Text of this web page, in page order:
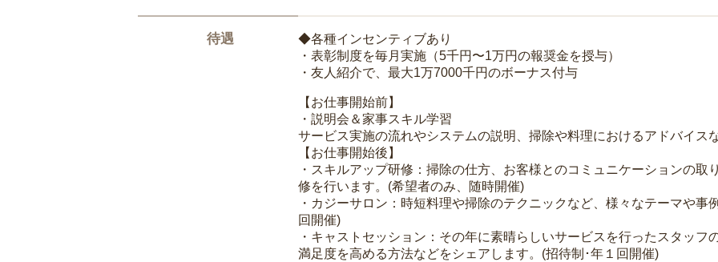
待遇
◆各種インセンティブあり
・表彰制度を毎月実施（5千円〜1万円の報奨金を授与）
・友人紹介で、最大1万7000千円のボーナス付与
【お仕事開始前】
・説明会＆家事スキル学習
サービス実施の流れやシステムの説明、掃除や料理におけるアドバイス
【お仕事開始後】
・スキルアップ研修：掃除の仕方、お客様とのコミュニケーションの
修を行います。(希望者のみ、随時開催)
・カジーサロン：時短料理や掃除のテクニックなど、様々なテーマや事
回開催)
・キャストセッション：その年に素晴らしいサービスを行ったスタッ
満足度を高める方法などをシェアします。(招待制･年１回開催)